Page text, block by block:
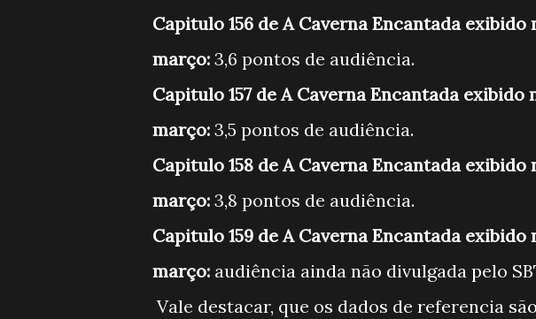
Capitulo 156 de A Caverna Encantada
março: 3,6 pontos de audiência.
Capitulo 157 de A Caverna Encantada
março: 3,5 pontos de audiência.
Capitulo 158 de A Caverna Encantada
março: 3,8 pontos de audiência.
Capitulo 159 de A Caverna Encantada
março: audiência ainda não divulgada pelo
Vale destacar, que os dados de referencia